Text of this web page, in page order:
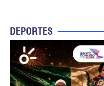
DEPORTES